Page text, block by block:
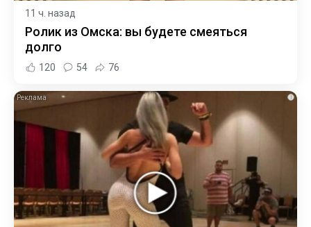
11 ч. назад
Ролик из Омска: вы будете смеяться
долго
120 54 76
i